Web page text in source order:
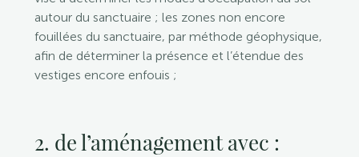
autour du sanctuaire ; les zones non encore
fouillées du sanctuaire, par méthode géophysique,
afin de déterminer la présence et l’étendue des
vestiges encore enfouis ;
2. de l’aménagement avec :